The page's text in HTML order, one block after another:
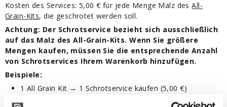
Kosten des Services: 5,00 € für jede Menge Malz desAll-
Grain-Kits, die geschrotet werden soll.
Achtung: Der Schrotservice bezieht sich ausschließlich
auf das Malz des All-Grain-Kits. Wenn Sie größere
Mengen kaufen, müssen Sie die entsprechende Anzahl
von Schrotservices Ihrem Warenkorb hinzufügen.
Beispiele:
1 All Grain Kit → 1 Schrotservice kaufen (5,00 €)